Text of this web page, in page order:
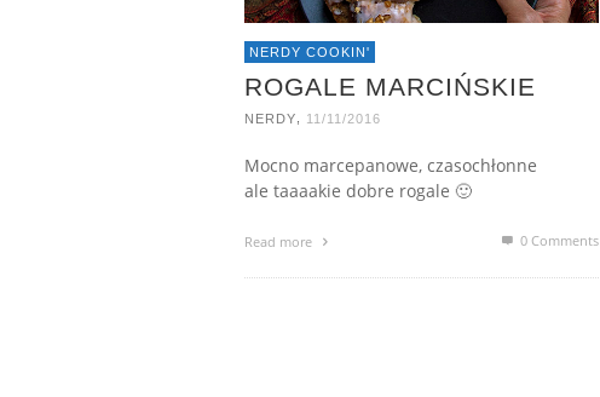
NERDY COOKIN'
ROGALE MARCIŃSKIE
NERDY 11/11/2016
Mocno marcepanowe, czasochłonne
ale taaaakie dobre rogale 🙂
Read more 0 Comments